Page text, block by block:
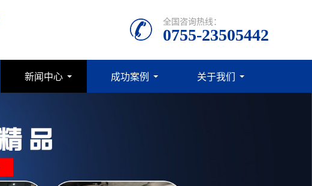
全国咨询热线：
0755-23505442
新闻中心 成功案例 关于我们